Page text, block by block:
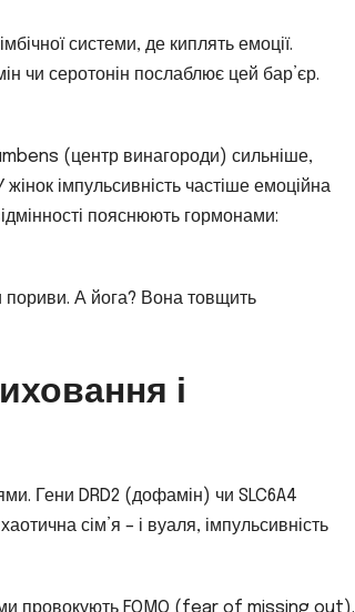
системи, де киплять емоції.
чи серотонін послаблює цей бар’єр.
(центр винагороди) сильніше,
імпульсивність частіше емоційна
пояснюють гормонами:
пориви. А йога? Вона товщить
і
Гени DRD2 (дофамін) чи SLC6A4
сім’я – і вуаля, імпульсивність